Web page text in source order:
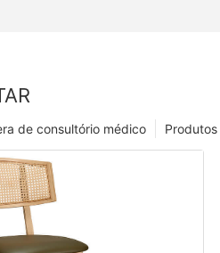
Produtos
de consultório médico